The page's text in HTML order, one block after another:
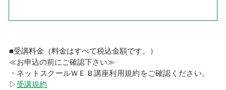
■受講料金（料金はすべて税込金額です。）
≪お申込の前にご確認下さい≫
・ネットスクールＷＥＢ講座利用規約をご確認ください。
▷ 受講規約